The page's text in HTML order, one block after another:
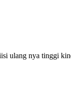
nya tinggi